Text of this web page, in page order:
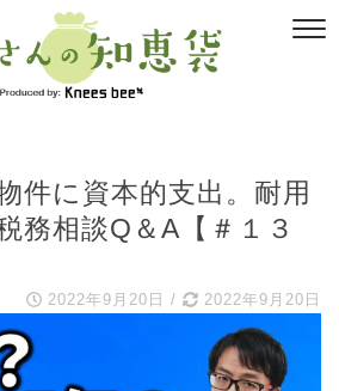
件に資本的支出。耐用
務相談Q＆A【＃１３
2022年9月20日 / 2022年9月20日